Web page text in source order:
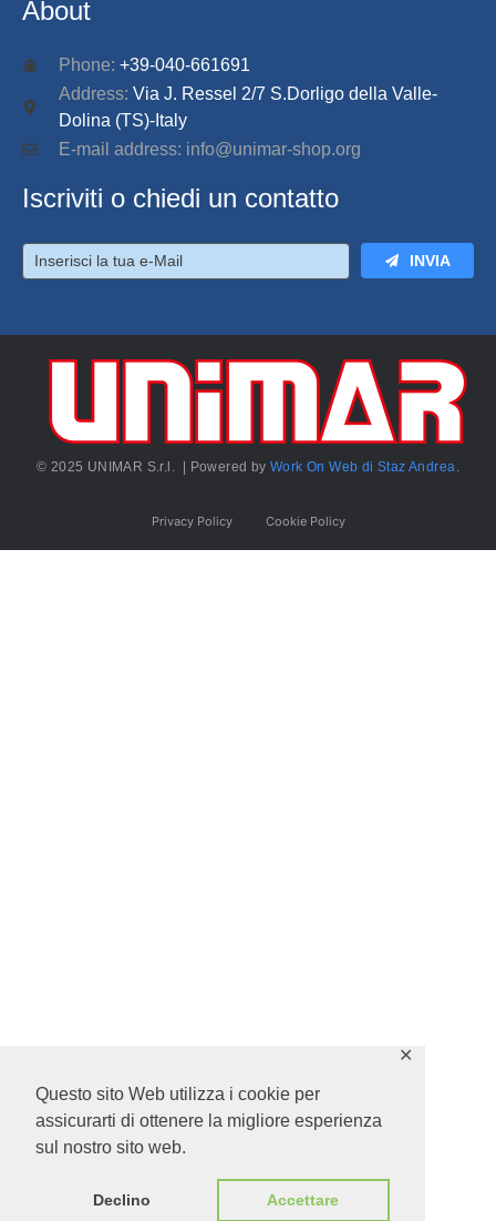
Questo sito Web utilizza i cookie per
assicurarti di ottenere la migliore esperienza
sul nostro sito web.
Declino Accettare
✕
About
Phone: +39-040-661691
Address: Via J. Ressel 2/7 S.Dorligo della Valle-
Dolina (TS)-Italy
E-mail address: info@unimar-shop.org
Iscriviti o chiedi un contatto
INVIA
© 2025 UNIMAR S.r.l. | Powered byWork On Web di Staz Andrea
Privacy Policy Cookie Policy